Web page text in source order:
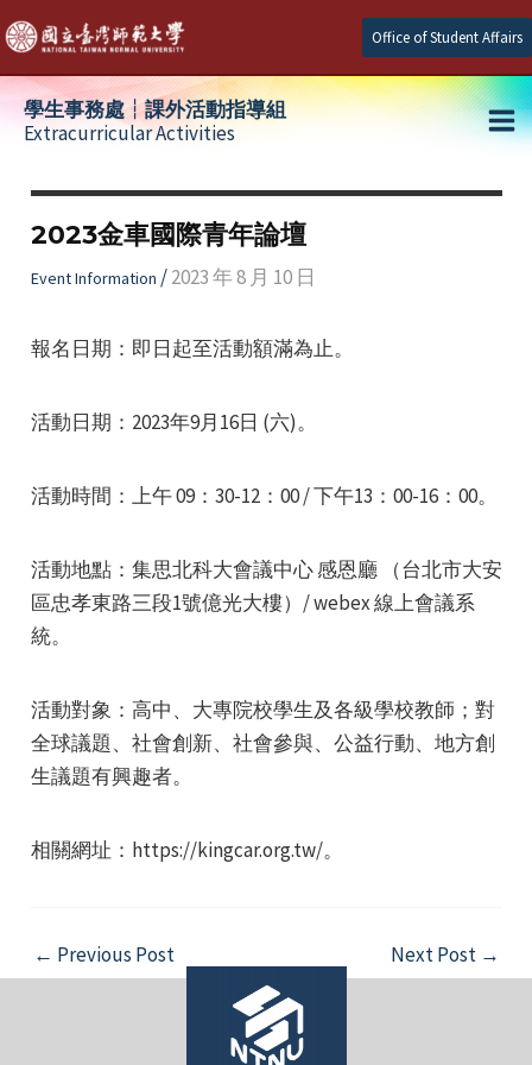
Skip
to
content
Office of Student Affairs
學生事務處┆課外活動指導組
Extracurricular Activities
2023金車國際青年論壇
Event Information /2023 年 8 月 10 日
報名日期：即日起至活動額滿為止。
活動日期：2023年9月16日 (六)。
活動時間：上午 09：30-12：00 / 下午13：00-16：00。
活動地點：集思北科大會議中心 感恩廳 （台北市大安
區忠孝東路三段1號億光大樓）/ webex 線上會議系
統。
活動對象：高中、大專院校學生及各級學校教師；對
全球議題、社會創新、社會參與、公益行動、地方創
生議題有興趣者。
相關網址：https://kingcar.org.tw/。
Post
navigation
← Previous Post Next Post →